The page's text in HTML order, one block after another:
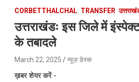
CORBETTHALCHAL TRANSFER
उत्तराखंडः इस जिले में
के तबादले
March 22, 2025 न्यूज़ डेस्क
ख़बर शेयर करें -